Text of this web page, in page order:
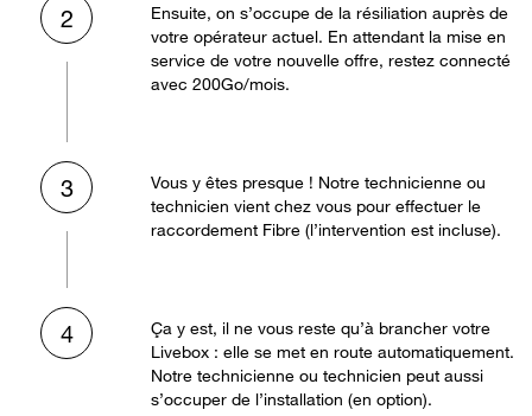
2
Ensuite, on s’occupe de la résiliation auprès de
votre opérateur actuel. En attendant la mise en
service de votre nouvelle offre, restez connecté
avec 200Go/mois.
3
Vous y êtes presque ! Notre technicienne ou
technicien vient chez vous pour effectuer le
raccordement Fibre (l’intervention est incluse).
4
Ça y est, il ne vous reste qu’à brancher votre
Livebox : elle se met en route automatiquement.
Notre technicienne ou technicien peut aussi
s’occuper de l’installation (en option).